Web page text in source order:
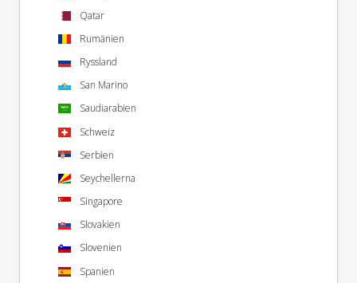
Qatar
Rumänien
Ryssland
San Marino
Saudiarabien
Schweiz
Serbien
Seychellerna
Singapore
Slovakien
Slovenien
Spanien